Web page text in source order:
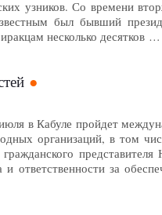
узников. Со времени
был бывший
несколько десятков …
в Кабуле пройдет
организаций, в том
за